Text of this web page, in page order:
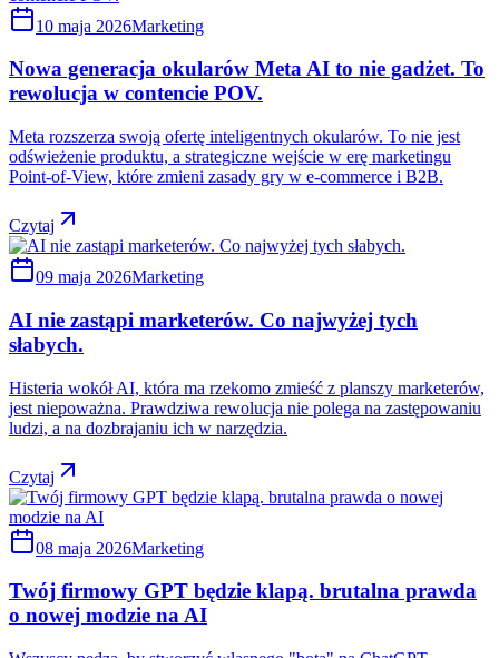
10 maja 2026Marketing
Nowa generacja okularów Meta AI to nie gadżet. To
rewolucja w contencie POV.
Meta rozszerza swoją ofertę inteligentnych okularów. To nie jest
odświeżenie produktu, a strategiczne wejście w erę marketingu
Point-of-View, które zmieni zasady gry w e-commerce i B2B.
Czytaj
09 maja 2026Marketing
AI nie zastąpi marketerów. Co najwyżej tych
słabych.
Histeria wokół AI, która ma rzekomo zmieść z planszy marketerów,
jest niepoważna. Prawdziwa rewolucja nie polega na zastępowaniu
ludzi, a na dozbrajaniu ich w narzędzia.
Czytaj
08 maja 2026Marketing
Twój firmowy GPT będzie klapą. brutalna prawda
o nowej modzie na AI